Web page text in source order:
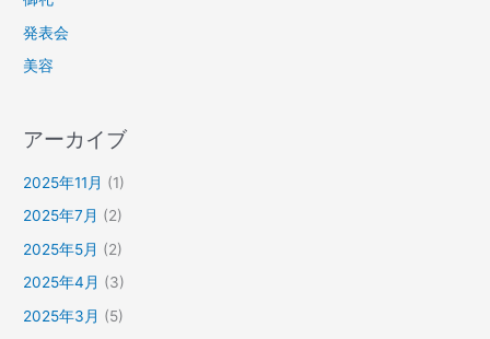
発表会
美容
アーカイブ
2025年11月 (1)
2025年7月 (2)
2025年5月 (2)
2025年4月 (3)
2025年3月 (5)